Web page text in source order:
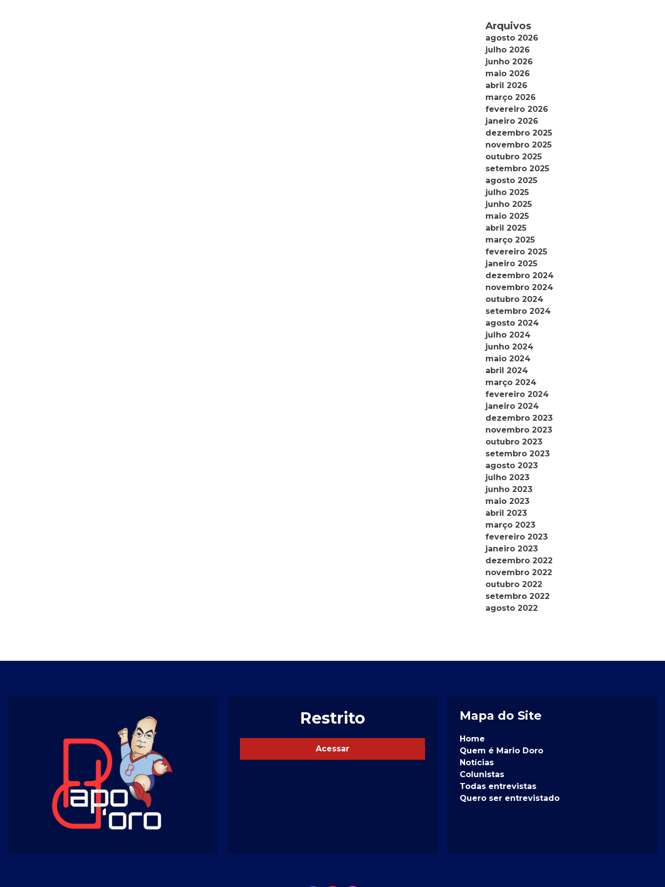
Arquivos
agosto 2026
julho 2026
junho 2026
maio 2026
abril 2026
março 2026
fevereiro 2026
janeiro 2026
dezembro 2025
novembro 2025
outubro 2025
setembro 2025
agosto 2025
julho 2025
junho 2025
maio 2025
abril 2025
março 2025
fevereiro 2025
janeiro 2025
dezembro 2024
novembro 2024
outubro 2024
setembro 2024
agosto 2024
julho 2024
junho 2024
maio 2024
abril 2024
março 2024
fevereiro 2024
janeiro 2024
dezembro 2023
novembro 2023
outubro 2023
setembro 2023
agosto 2023
julho 2023
junho 2023
maio 2023
abril 2023
março 2023
fevereiro 2023
janeiro 2023
dezembro 2022
novembro 2022
outubro 2022
setembro 2022
agosto 2022
Restrito
Acessar
Mapa do Site
Home
Quem é Mario Doro
Notícias
Colunistas
Todas entrevistas
Quero ser entrevistado